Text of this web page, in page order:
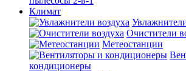
Климат
Очистители
Метеостанции
кондиционеры